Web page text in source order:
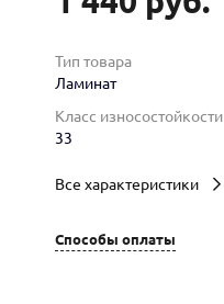
Тип товара
Ламинат
Класс износостойкости
33
Все характеристики
Способы оплаты